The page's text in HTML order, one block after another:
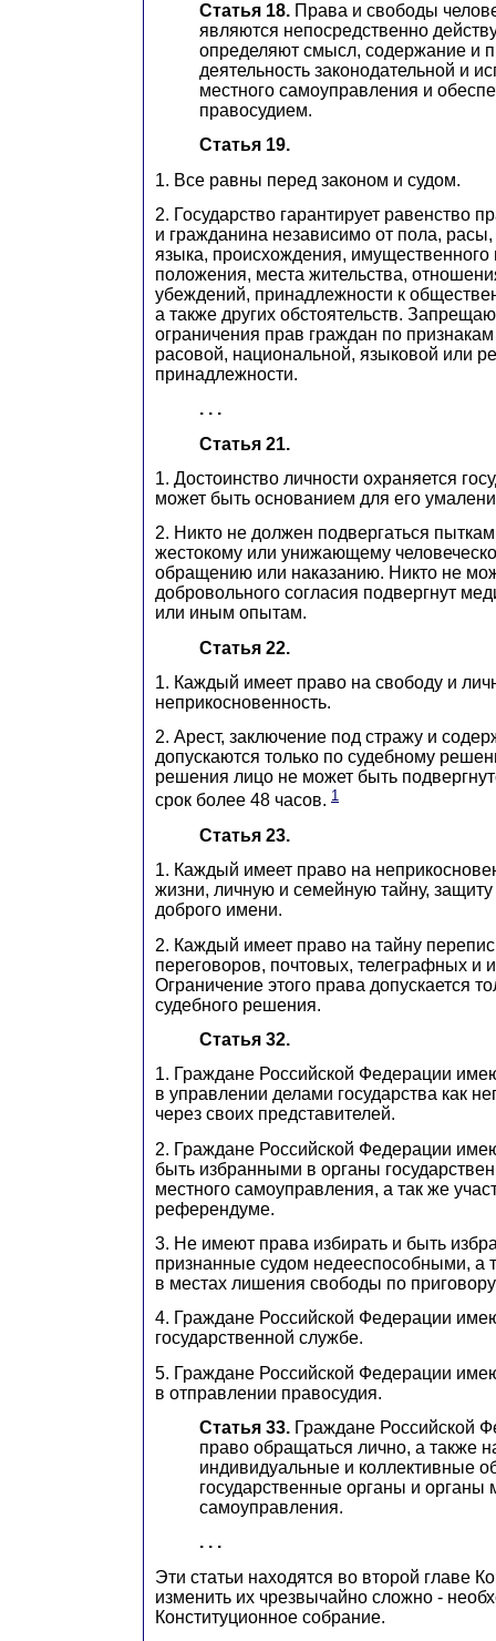
Статья 18. Права и свободы
являются непосредственно
определяют смысл, содержание и
деятельность законодательной и
местного самоуправления и
правосудием.
Статья 19.
1. Все равны перед законом и судом.
2. Государство гарантирует равенство
и гражданина независимо от пола,
языка, происхождения, имущественного
положения, места жительства,
убеждений, принадлежности к
а также других обстоятельств.
ограничения прав граждан по
расовой, национальной, языковой или
принадлежности.
. . .
Статья 21.
1. Достоинство личности охраняется
может быть основанием для его
2. Никто не должен подвергаться
жестокому или унижающему
обращению или наказанию. Никто не
добровольного согласия подвергнут
или иным опытам.
Статья 22.
1. Каждый имеет право на свободу и
неприкосновенность.
2. Арест, заключение под стражу и
допускаются только по судебному
решения лицо не может быть
срок более 48 часов. 1
Статья 23.
1. Каждый имеет право на
жизни, личную и семейную тайну, защиту
доброго имени.
2. Каждый имеет право на тайну
переговоров, почтовых, телеграфных и
Ограничение этого права допускается
судебного решения.
Статья 32.
1. Граждане Российской Федерации
в управлении делами государства как
через своих представителей.
2. Граждане Российской Федерации
быть избранными в органы
местного самоуправления, а так же
референдуме.
3. Не имеют права избирать и быть
признанные судом недееспособными, а
в местах лишения свободы по
4. Граждане Российской Федерации
государственной службе.
5. Граждане Российской Федерации
в отправлении правосудия.
Статья 33. Граждане Российской
право обращаться лично, а также
индивидуальные и коллективные
государственные органы и органы
самоуправления.
. . .
Эти статьи находятся во второй главе
изменить их чрезвычайно сложно -
Конституционное собрание.